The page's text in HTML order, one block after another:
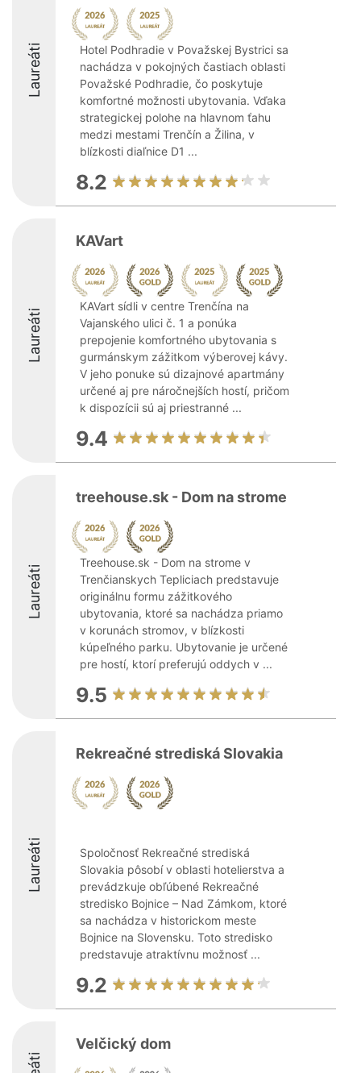
Laureáti
Hotel Podhradie v Považskej Bystrici sa
nachádza v pokojných častiach oblasti
Považské Podhradie, čo poskytuje
komfortné možnosti ubytovania. Vďaka
strategickej polohe na hlavnom ťahu
medzi mestami Trenčín a Žilina, v
blízkosti diaľnice D1 ...
8.2
Laureáti
KAVart
KAVart sídli v centre Trenčína na
Vajanského ulici č. 1 a ponúka
prepojenie komfortného ubytovania s
gurmánskym zážitkom výberovej kávy.
V jeho ponuke sú dizajnové apartmány
určené aj pre náročnejších hostí, pričom
k dispozícii sú aj priestranné ...
9.4
Laureáti
treehouse.sk - Dom na strome
Treehouse.sk - Dom na strome v
Trenčianskych Tepliciach predstavuje
originálnu formu zážitkového
ubytovania, ktoré sa nachádza priamo
v korunách stromov, v blízkosti
kúpeľného parku. Ubytovanie je určené
pre hostí, ktorí preferujú oddych v ...
9.5
Laureáti
Rekreačné strediská Slovakia
Spoločnosť Rekreačné strediská
Slovakia pôsobí v oblasti hotelierstva a
prevádzkuje obľúbené Rekreačné
stredisko Bojnice – Nad Zámkom, ktoré
sa nachádza v historickom meste
Bojnice na Slovensku. Toto stredisko
predstavuje atraktívnu možnosť ...
9.2
Velčický dom